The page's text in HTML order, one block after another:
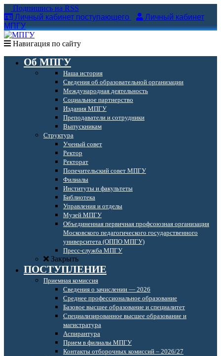
Подпишись на RSS
Личный кабинет поступающего
Личный кабинет
МПГУ
Навигация по сайту
Об МПГУ
Наша история
Сведения об образовательной организации
Международная деятельность
Социальное партнерство
Издания МПГУ
Преподаватели и сотрудники
Выпускникам
Структура
Ученый совет
Ректор
Ректорат
Попечительский совет МПГУ
Филиалы
Институты и факультеты
Библиотека
Управления и отделы
Музей МПГУ
Объединенная первичная профсоюзная организация
Московского педагогического государственного
университета (ОППО МПГУ)
Пресс-служба МПГУ
Закрыть
ПОСТУПЛЕНИЕ
Приемная комиссия
Сведения о зачислении — 2026
Среднее профессиональное образование
Базовое высшее образование и специалитет
Специализированное высшее образование и
магистратура
Аспирантура
Прием в филиалы МПГУ
Контакты отборочных комиссий – 2026/27